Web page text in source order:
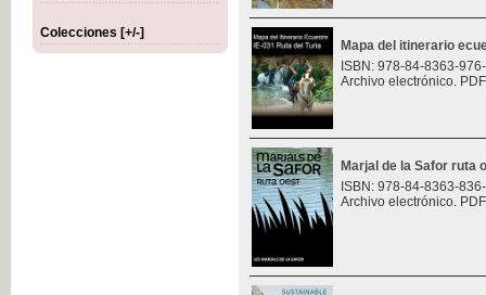
Colecciones [+/-]
Mapa del itinerario
ISBN: 978-84-8363-
Archivo electrónico.
Marjal de la Safor ruta
ISBN: 978-84-8363-
Archivo electrónico.